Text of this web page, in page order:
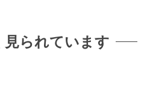
見られています